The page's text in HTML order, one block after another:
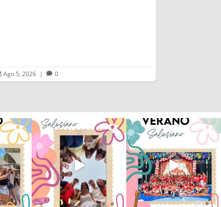
Ago 5, 2026 |  0
vivido
...
2
Superestrella!! 🌟 La música
invade el Campamento ...
6 0
La Orotava ha disfrutado a lo
grande de su
66 1